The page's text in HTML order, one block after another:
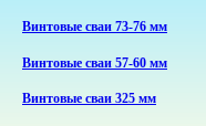
Винтовые сваи 73-76 мм
Винтовые сваи 57-60 мм
Винтовые сваи 325 мм